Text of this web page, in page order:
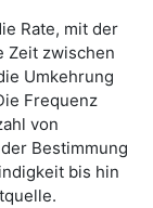
Rate, mit der
Zeit zwischen
Umkehrung
Frequenz
von
Bestimmung
bis hin